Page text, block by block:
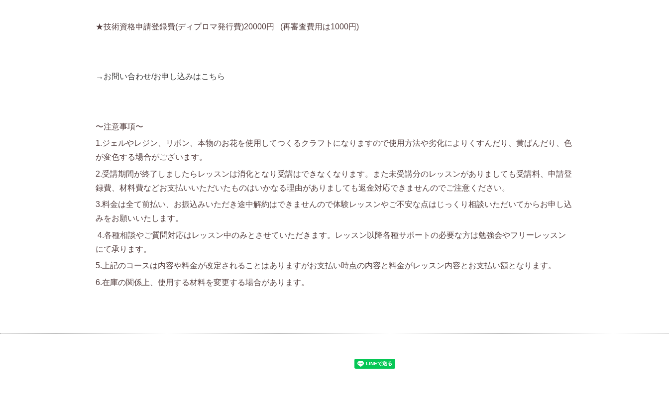
★技術資格申請登録費(ディプロマ発行費)20000円 (再審査費用は1000円)
→お問い合わせ/お申し込みはこちら
〜注意事項〜
1.ジェルやレジン、リボン、本物のお花を使用してつくるクラフトになりますので使用方法や劣化によりくすんだり、黄ばんだり、色
が変色する場合がございます。
2.受講期間が終了しましたらレッスンは消化となり受講はできなくなります。また未受講分のレッスンがありましても受講料、申請登
録費、材料費などお支払いいただいたものはいかなる理由がありましても返金対応できませんのでご注意ください。
3.料金は全て前払い、お振込みいただき途中解約はできませんので体験レッスンやご不安な点はじっくり相談いただいてからお申し込
みをお願いいたします。
4.各種相談やご質問対応はレッスン中のみとさせていただきます。レッスン以降各種サポートの必要な方は勉強会やフリーレッスン
にて承ります。
5.上記のコースは内容や料金が改定されることはありますがお支払い時点の内容と料金がレッスン内容とお支払い額となります。
6.在庫の関係上、使用する材料を変更する場合があります。